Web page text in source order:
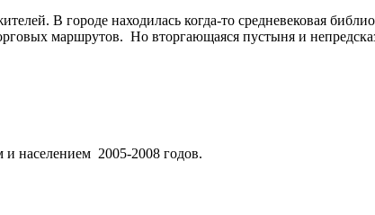
В городе находилась когда-то средневековая
маршрутов. Но вторгающаяся пустыня и
населением 2005-2008 годов.